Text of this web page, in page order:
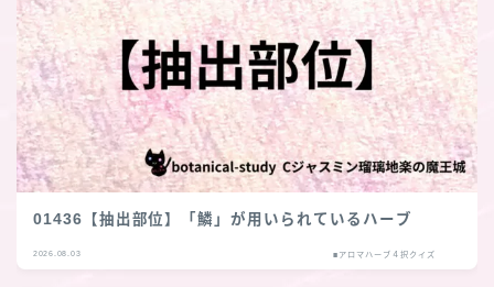
01436【抽出部位】「鱗」が用いられているハーブ
2026.08.03 ■アロマハーブ４択クイズ